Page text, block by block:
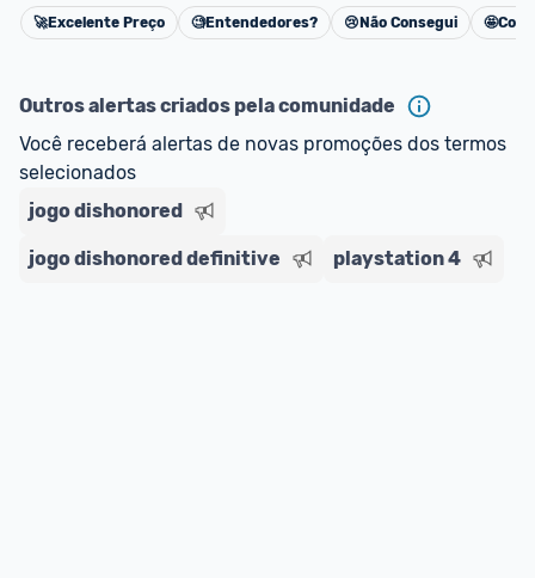
Cancelar
🚀Excelente Preço 🧐Entendedores? 😢 Não Consegui 🤩
Outros alertas criados pela comunidade
Você receberá alertas de novas promoções dos termos
selecionados
jogo dishonored
jogo dishonored definitive playstation 4